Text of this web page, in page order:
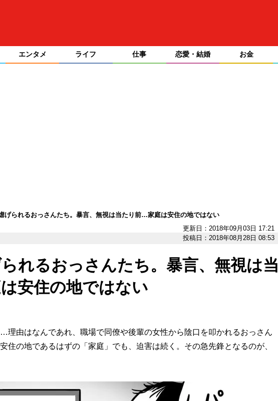
エンタメ ライフ 仕事 恋愛・結婚 お金
げられるおっさんたち。暴言、無視は当たり前…家庭は安住の地ではない
更新日：2018年09月03日 17:21
投稿日：2018年08月28日 08:53
れるおっさんたち。暴言、無視は当
安住の地ではない
理由はなんであれ、職場で同僚や後輩の女性から陰口を叩かれるおっさん
住の地であるはずの「家庭」でも、迫害は続く。その急先鋒となるのが、